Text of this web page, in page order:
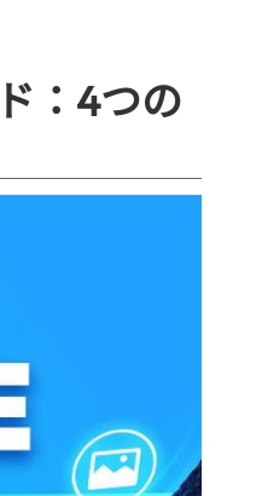
：4つの